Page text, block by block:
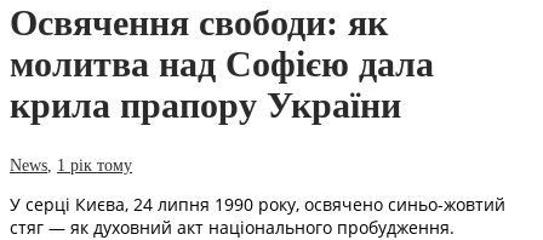
Освячення свободи: як
молитва над Софією дала
крила прапору України
News 1 рік тому
У серці Києва, 24 липня 1990 року, освячено синьо-жовтий
стяг — як духовний акт національного пробудження.